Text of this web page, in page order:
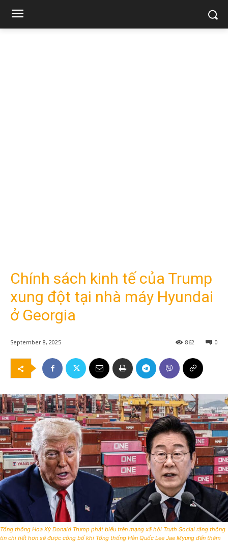
Chính sách kinh tế của Trump
xung đột tại nhà máy Hyundai
ở Georgia
September 8, 2025 0
862
Tổng thống Hoa Kỳ Donald Trump phát biểu trên mạng xã hội Truth Social rằng thông
tin chi tiết hơn sẽ được công bố khi Tổng thống Hàn Quốc Lee Jae Myung đến thăm